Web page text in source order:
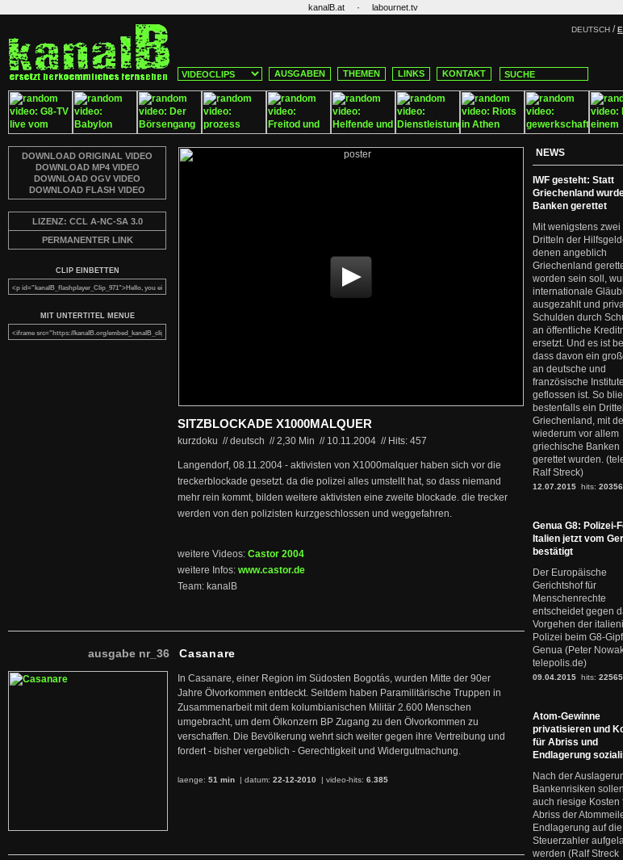
kanalB.at · labournet.tv
DEUTSCH /
AUSGABEN THEMEN LINKS KONTAKT
DOWNLOAD ORIGINAL VIDEO
DOWNLOAD MP4 VIDEO
DOWNLOAD OGV VIDEO
DOWNLOAD FLASH VIDEO
LIZENZ: CCL A-NC-SA 3.0
PERMANENTER LINK
CLIP EINBETTEN
MIT UNTERTITEL MENUE
SITZBLOCKADE X1000MALQUER
kurzdoku // deutsch //2,30 Min // 10.11.2004 // Hits: 457
Langendorf, 08.11.2004 - aktivisten von X1000malquer haben sich vor die
treckerblockade gesetzt. da die polizei alles umstellt hat, so dass niemand
mehr rein kommt, bilden weitere aktivisten eine zweite blockade. die trecker
werden von den polizisten kurzgeschlossen und weggefahren.
weitere Videos: Castor 2004
weitere Infos: www.castor.de
Team: kanalB
ausgabe nr_36 Casanare
In Casanare, einer Region im Südosten Bogotás, wurden Mitte der 90er
Jahre Ölvorkommen entdeckt. Seitdem haben Paramilitärische Truppen in
Zusammenarbeit mit dem kolumbianischen Militär 2.600 Menschen
umgebracht, um dem Ölkonzern BP Zugang zu den Ölvorkommen zu
verschaffen. Die Bevölkerung wehrt sich weiter gegen ihre Vertreibung und
fordert - bisher vergeblich - Gerechtigkeit und Widergutmachung.
laenge: 51 min | datum: 22-12-2010 | video-hits: 6.385
NEWS
IWF gesteht: Statt
Griechenland
Banken gerettet
Mit wenigstens zwei
Dritteln der
denen angeblich
Griechenland
worden sein soll,
internationale
ausgezahlt und
Schulden durch
an öffentliche
ersetzt. Und es ist
dass davon ein
an deutsche und
französische Institute
geflossen ist. So
bestenfalls ein
Griechenland, mit
wiederum vor allem
griechische Banken
gerettet wurden.
Ralf Streck)
12.07.2015 hits: 20356
Genua G8: Polizei-
Italien jetzt vom
bestätigt
Der Europäische
Gerichtshof für
Menschenrechte
entscheidet gegen
Vorgehen der
Polizei beim G8-
Genua (Peter
telepolis.de)
09.04.2015 hits: 22565
Atom-Gewinne
privatisieren und
für Abriss und
Endlagerung
Nach der
Bankenrisiken
auch riesige Kosten
Abriss der
Endlagerung auf die
Steuerzahler
werden (Ralf Streck